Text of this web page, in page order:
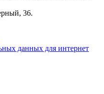
36.
данных для интернет